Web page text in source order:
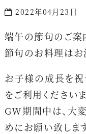
2022年04月23日
端午の節句のご案
節句のお料理はお
お子様の成長を祝
をご利用ください
GW期間中は、大
めにお願い致しま